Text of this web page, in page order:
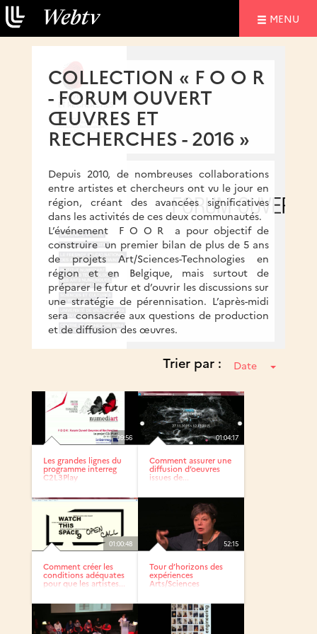
MENU
COLLECTION « F O O R
- FORUM OUVERT
ŒUVRES ET
RECHERCHES - 2016 »
Depuis 2010, de nombreuses collaborations
entre artistes et chercheurs ont vu le jour en
région, créant des avancées significatives
dans les activités de ces deux communautés.
L’événement F O O R a pour objectif de
construire un premier bilan de plus de 5 ans
de projets Art/Sciences-Technologies en
région et en Belgique, mais surtout de
préparer le futur et d’ouvrir les discussions sur
une stratégie de pérennisation. L’après-midi
sera consacrée aux questions de production
et de diffusion des œuvres.
Trier par : Date
09:56
Les grandes lignes du
programme interreg
C2L3Play
01:04:17
Comment assurer une
diffusion d’oeuvres
issues de...
01:00:48
Comment créer les
conditions adéquates
pour que les artistes...
52:15
Tour d’horizons des
expériences
Arts/Sciences